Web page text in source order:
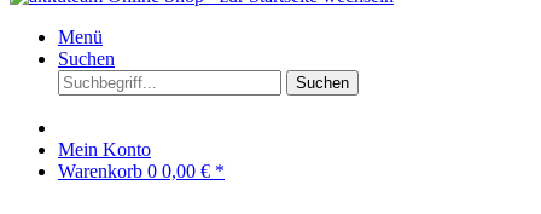
Menü
Suchen
Suchen
Mein Konto
Warenkorb 0 0,00 € *